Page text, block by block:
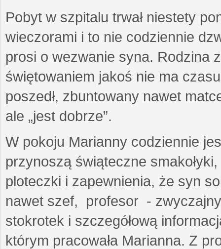
Pobyt w szpitalu trwał niestety
wieczorami i to nie codziennie
prosi o wezwanie syna. Rodzina
świętowaniem jakoś nie ma
poszedł, zbuntowany nawet
ale „jest dobrze”.
W pokoju Marianny codziennie
przynoszą świąteczne
ploteczki i zapewnienia, że syn
nawet szef, profesor -
stokrotek i szczegółową
którym pracowała Marianna. Z